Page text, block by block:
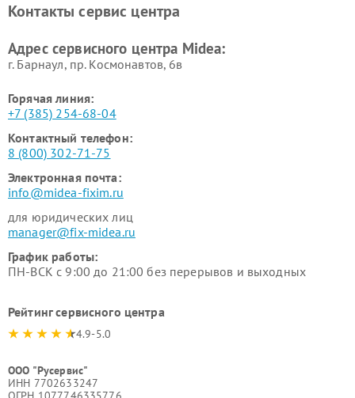
пылесосов Midea
Midea
Контакты сервис центра
Адрес сервисного центра Midea:
г. Барнаул, ​пр. Космонавтов, 6в
Горячая линия:
+7 (385) 254-68-04
Контактный телефон:
8 (800) 302-71-75
Электронная почта:
info@midea-fixim.ru
для юридических лиц
manager@fix-midea.ru
График работы:
ПН-ВСК с 9:00 до 21:00 без перерывов и выходных
Рейтинг сервисного центра
4.9-5.0
ООО "Русервис"
ИНН 7702633247